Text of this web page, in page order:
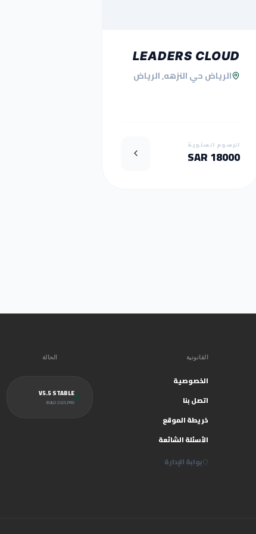
LEADERS CLOUD
الرياض حي النزهه, الرياض
الرسوم السنوية
18000 SAR
القانونية
الخصوصية
اتصل بنا
خريطة الموقع
الأسئلة الشائعة
بوابة الإدارة
الحالة
V5.5 STABLE
BUILD 2025.PRO